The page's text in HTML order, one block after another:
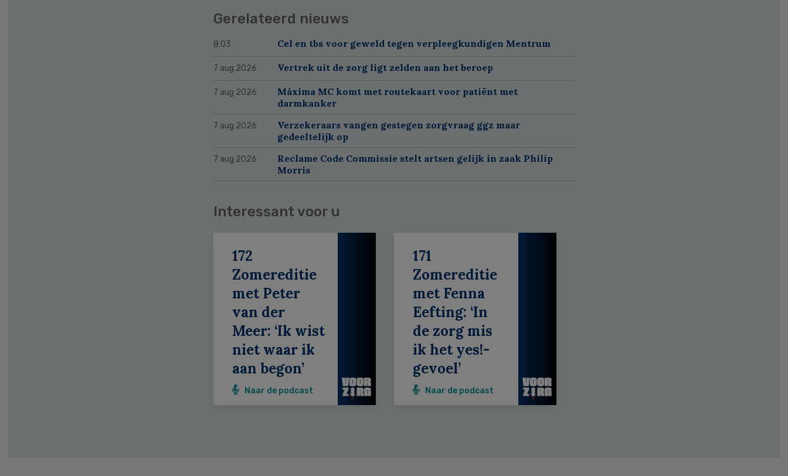
Gerelateerd nieuws
8:03 Cel en tbs voor geweld tegen verpleegkundigen Mentrum
7 aug 2026 Vertrek uit de zorg ligt zelden aan het beroep
7 aug 2026
Máxima MC komt met routekaart voor patiënt met
darmkanker
7 aug 2026
Verzekeraars vangen gestegen zorgvraag ggz maar
gedeeltelijk op
7 aug 2026
Reclame Code Commissie stelt artsen gelijk in zaak Philip
Morris
Interessant voor u
172
Zomereditie
met Peter
van der
Meer: ‘Ik wist
niet waar ik
aan begon’
Naar de podcast
171
Zomereditie
met Fenna
Eefting: ‘In
de zorg mis
ik het yes!-
gevoel’
Naar de podcast